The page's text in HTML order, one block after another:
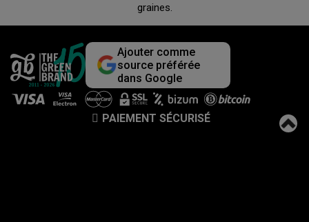
graines.
Ajouter comme
source préférée
dans Google
PAIEMENT SÉCURISÉ